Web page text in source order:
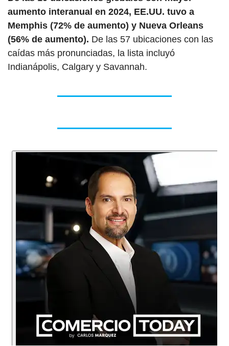
aumento interanual en 2024, EE.UU. tuvo a
Memphis (72% de aumento) y Nueva Orleans
(56% de aumento). De las 57 ubicaciones con las
caídas más pronunciadas, la lista incluyó
Indianápolis, Calgary y Savannah.